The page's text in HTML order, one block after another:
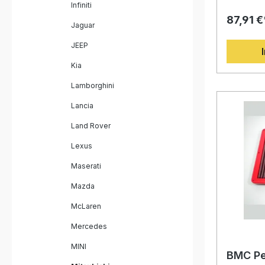
Infiniti
Jaguar
JEEP
Kia
Lamborghini
Lancia
Land Rover
Lexus
Maserati
Mazda
McLaren
Mercedes
MINI
seiner
so für
bei
spürbar. Höherer Luftdurchsatz als
87,91
BMC